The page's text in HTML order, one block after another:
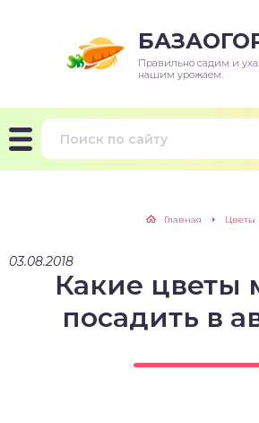
Правильно садим и
нашим урожаем.
Главная Цветы
03.08.2018
Какие цветы
посадить в